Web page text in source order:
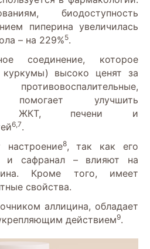
биодоступность
пиперина увеличилась
– на 229%5.
соединение, которое
высоко ценят за
улучшить
ЖКТ, печени и
6,7.
8, так как его
и сафранал – влияют на
Кроме того, имеет
свойства.
аллицина, обладает
действием9.